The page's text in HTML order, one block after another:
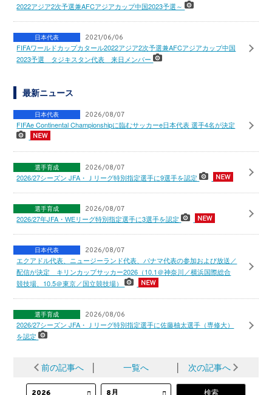
2022アジア2次予選兼AFCアジアカップ中国2023予選～
日本代表 2021/06/06
FIFAワールドカップカタール2022アジア2次予選兼AFCアジアカップ中国
2023予選 タジキスタン代表 来日メンバー
最新ニュース
日本代表 2026/08/07
FIFAe Continental Championshipに臨むサッカーe日本代表 選手4名が決定
選手育成 2026/08/07
2026/27シーズン JFA・Ｊリーグ特別指定選手に9選手を認定
選手育成 2026/08/07
2026/27年JFA・WEリーグ特別指定選手に3選手を認定
日本代表 2026/08/07
エクアドル代表、ニュージーランド代表、パナマ代表の参加および放送／
配信が決定 キリンカップサッカー2026（10.1＠神奈川／横浜国際総合
競技場、10.5＠東京／国立競技場）
選手育成 2026/08/06
2026/27シーズン JFA・Ｊリーグ特別指定選手に佐藤柚太選手（専修大）
を認定
前の記事へ │ 一覧へ │ 次の記事へ